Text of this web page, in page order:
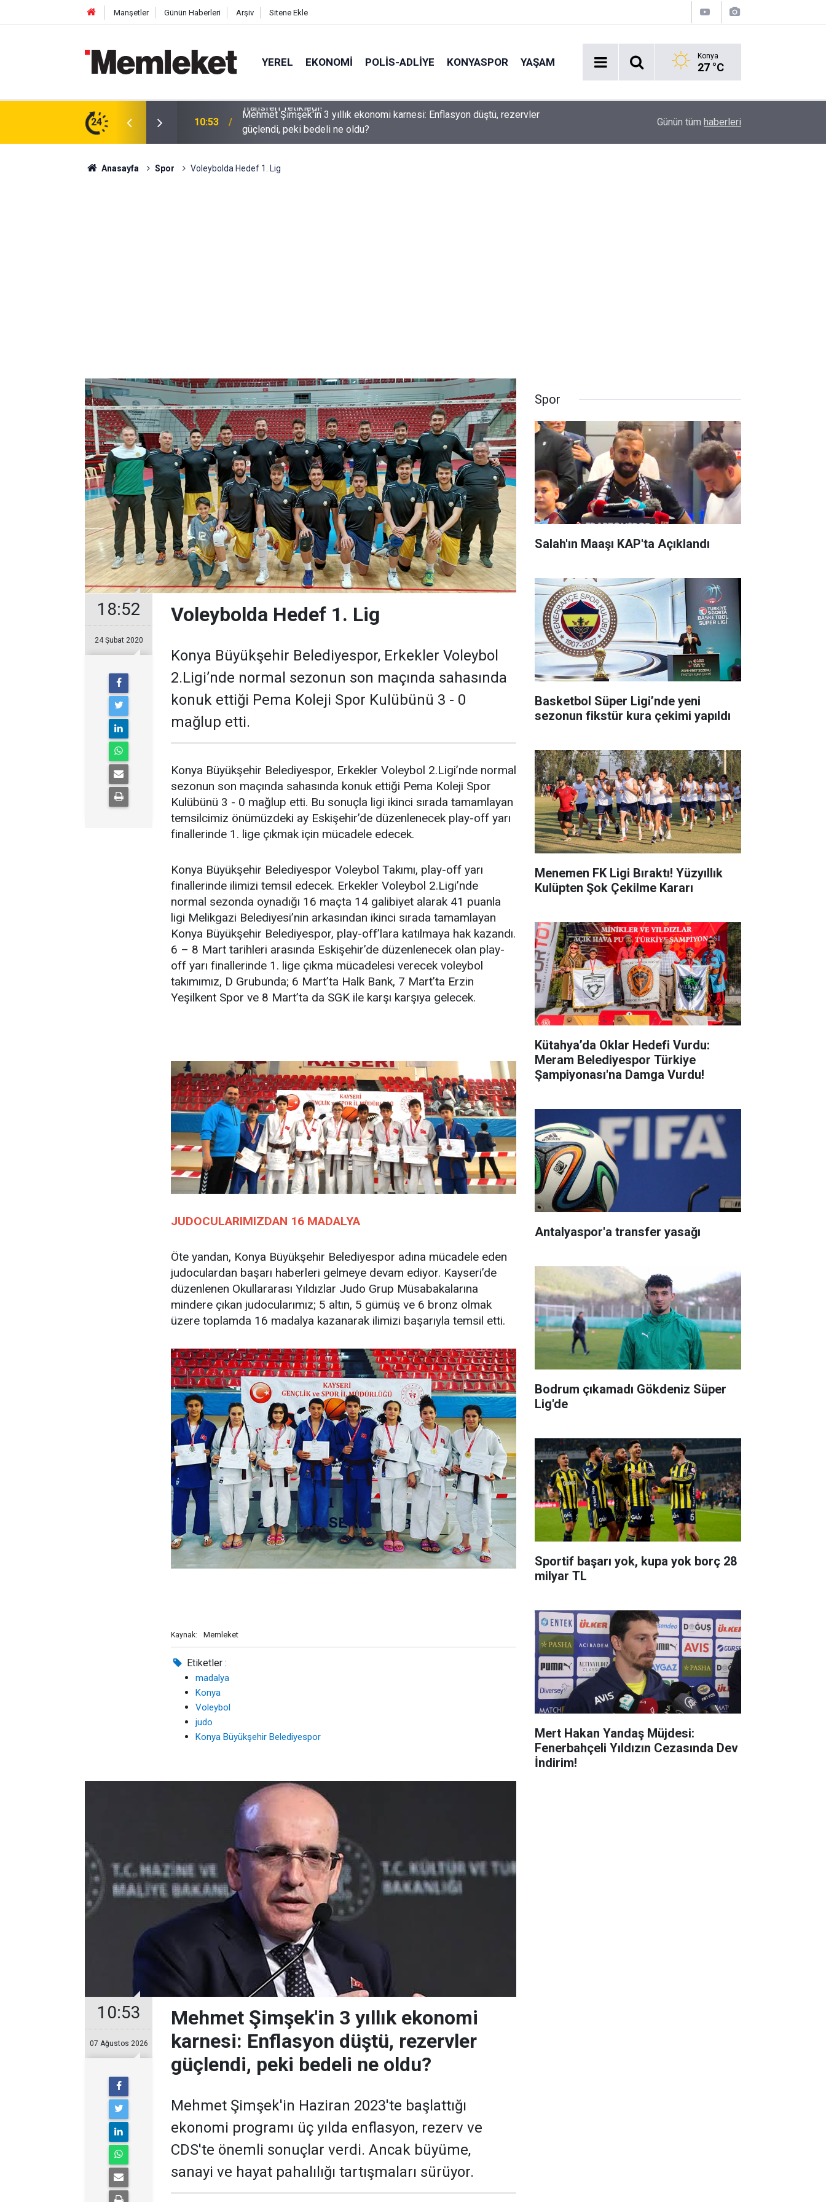
Manşetler Günün Haberleri Arşiv Sitene Ekle
YEREL EKONOMI POLİS-ADLİYE KONYASPOR YAŞAM Konya
27 °C
24
Gerekçe: Jayden Oosterwolde’nin Sakatlığı
10:53
Mehmet Şimşek'in 3 yıllık ekonomi karnesi: Enflasyon düştü, rezervler
güçlendi, peki bedeli ne oldu?
Günün tüm haberleri
Anasayfa Spor Voleybolda Hedef 1. Lig
18:52
24 Şubat 2020
Voleybolda Hedef 1. Lig
Konya Büyükşehir Belediyespor, Erkekler Voleybol
2.Ligi’nde normal sezonun son maçında sahasında
konuk ettiği Pema Koleji Spor Kulübünü 3 - 0
mağlup etti.
Konya Büyükşehir Belediyespor, Erkekler Voleybol 2.Ligi’nde normal
sezonun son maçında sahasında konuk ettiği Pema Koleji Spor
Kulübünü 3 - 0 mağlup etti. Bu sonuçla ligi ikinci sırada tamamlayan
temsilcimiz önümüzdeki ay Eskişehir’de düzenlenecek play-off yarı
finallerinde 1. lige çıkmak için mücadele edecek.
Konya Büyükşehir Belediyespor Voleybol Takımı, play-off yarı
finallerinde ilimizi temsil edecek. Erkekler Voleybol 2.Ligi’nde
normal sezonda oynadığı 16 maçta 14 galibiyet alarak 41 puanla
ligi Melikgazi Belediyesi’nin arkasından ikinci sırada tamamlayan
Konya Büyükşehir Belediyespor, play-off’lara katılmaya hak kazandı.
6 – 8 Mart tarihleri arasında Eskişehir’de düzenlenecek olan play-
off yarı finallerinde 1. lige çıkma mücadelesi verecek voleybol
takımımız, D Grubunda; 6 Mart’ta Halk Bank, 7 Mart’ta Erzin
Yeşilkent Spor ve 8 Mart’ta da SGK ile karşı karşıya gelecek.
JUDOCULARIMIZDAN 16 MADALYA
Öte yandan, Konya Büyükşehir Belediyespor adına mücadele eden
judoculardan başarı haberleri gelmeye devam ediyor. Kayseri’de
düzenlenen Okullararası Yıldızlar Judo Grup Müsabakalarına
mindere çıkan judocularımız; 5 altın, 5 gümüş ve 6 bronz olmak
üzere toplamda 16 madalya kazanarak ilimizi başarıyla temsil etti.
Kaynak: Memleket
Etiketler :
madalya
Konya
Voleybol
judo
Konya Büyükşehir Belediyespor
10:53
07 Ağustos 2026
Mehmet Şimşek'in 3 yıllık ekonomi
karnesi: Enflasyon düştü, rezervler
güçlendi, peki bedeli ne oldu?
Mehmet Şimşek'in Haziran 2023'te başlattığı
ekonomi programı üç yılda enflasyon, rezerv ve
CDS'te önemli sonuçlar verdi. Ancak büyüme,
sanayi ve hayat pahalılığı tartışmaları sürüyor.
Spor
Salah'ın Maaşı KAP'ta Açıklandı
Basketbol Süper Ligi’nde yeni
sezonun fikstür kura çekimi yapıldı
Menemen FK Ligi Bıraktı! Yüzyıllık
Kulüpten Şok Çekilme Kararı
Kütahya’da Oklar Hedefi Vurdu:
Meram Belediyespor Türkiye
Şampiyonası'na Damga Vurdu!
Antalyaspor'a transfer yasağı
Bodrum çıkamadı Gökdeniz Süper
Lig'de
Sportif başarı yok, kupa yok borç 28
milyar TL
Mert Hakan Yandaş Müjdesi:
Fenerbahçeli Yıldızın Cezasında Dev
İndirim!